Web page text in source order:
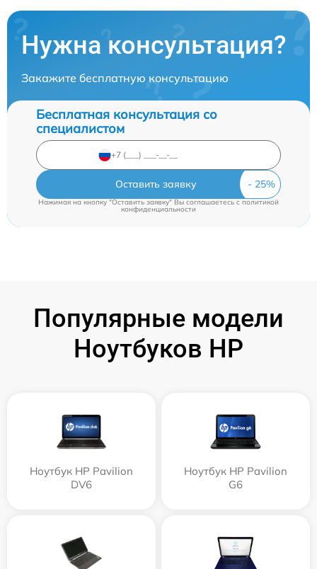
Нужна консультация?
Закажите бесплатную консультацию
Бесплатная консультация со
специалистом
Оставить заявку
Нажимая на кнопку "Оставить заявку" Вы соглашаетесь cполитикой
конфиденциальности
Популярные модели
Ноутбуков HP
Ноутбук HP Pavilion
DV6
Ноутбук HP Pavilion
G6